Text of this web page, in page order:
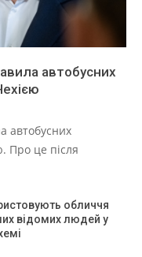
автобусних
автобусних
Про це після
обличчя
відомих людей у